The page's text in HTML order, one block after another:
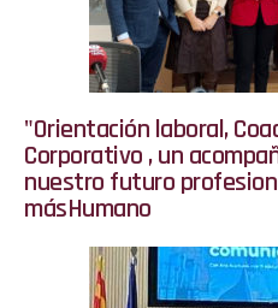
"Orientación laboral,
Corporativo , un
nuestro futuro
másHumano